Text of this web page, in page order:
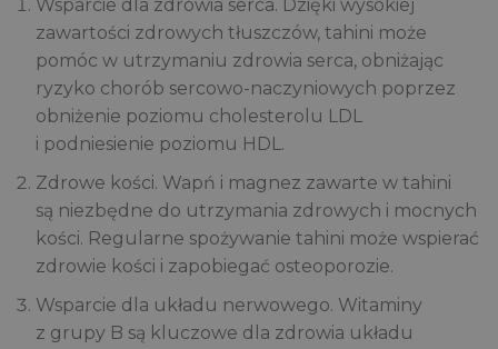
Wsparcie dla zdrowia serca. Dzięki wysokiej
zawartości zdrowych tłuszczów, tahini może
pomóc w utrzymaniu zdrowia serca, obniżając
ryzyko chorób sercowo-naczyniowych poprzez
obniżenie poziomu cholesterolu LDL
i podniesienie poziomu HDL.
Zdrowe kości. Wapń i magnez zawarte w tahini
są niezbędne do utrzymania zdrowych i mocnych
kości. Regularne spożywanie tahini może wspierać
zdrowie kości i zapobiegać osteoporozie.
Wsparcie dla układu nerwowego. Witaminy
z grupy B są kluczowe dla zdrowia układu